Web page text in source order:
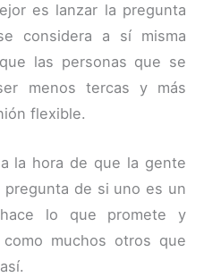
es lanzar la pregunta
considera a sí misma
las personas que se
menos tercas y más
flexible.
la hora de que la gente
de si uno es un
lo que promete y
muchos otros que